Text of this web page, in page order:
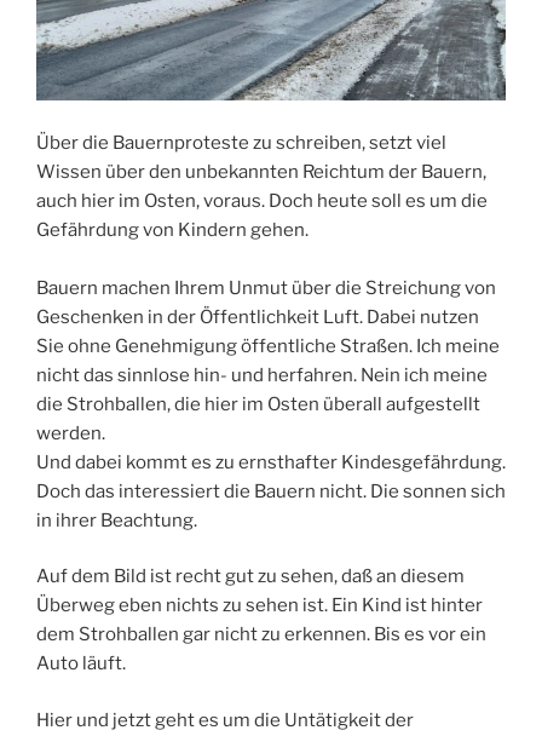
Über die Bauernproteste zu schreiben, setzt viel
Wissen über den unbekannten Reichtum der Bauern,
auch hier im Osten, voraus. Doch heute soll es um die
Gefährdung von Kindern gehen.
Bauern machen Ihrem Unmut über die Streichung von
Geschenken in der Öffentlichkeit Luft. Dabei nutzen
Sie ohne Genehmigung öffentliche Straßen. Ich meine
nicht das sinnlose hin- und herfahren. Nein ich meine
die Strohballen, die hier im Osten überall aufgestellt
werden.
Und dabei kommt es zu ernsthafter Kindesgefährdung.
Doch das interessiert die Bauern nicht. Die sonnen sich
in ihrer Beachtung.
Auf dem Bild ist recht gut zu sehen, daß an diesem
Überweg eben nichts zu sehen ist. Ein Kind ist hinter
dem Strohballen gar nicht zu erkennen. Bis es vor ein
Auto läuft.
Hier und jetzt geht es um die Untätigkeit der